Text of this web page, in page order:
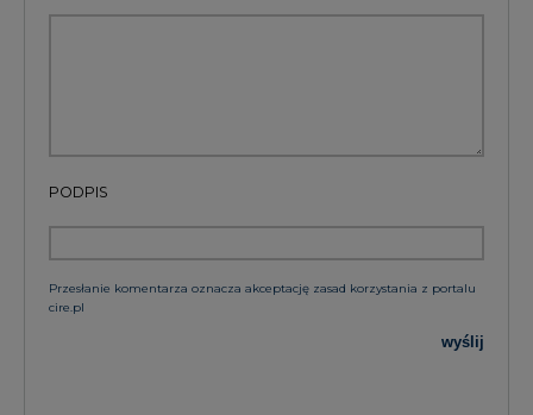
PODPIS
Przesłanie komentarza oznacza akceptację zasad korzystania z portalu
cire.pl
wyślij